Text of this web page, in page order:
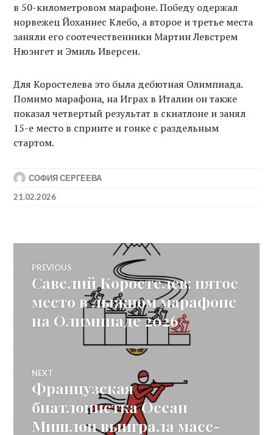
в 50-километровом марафоне. Победу одержал
норвежец Йоханнес Клебо, а второе и третье места
заняли его соотечественники Мартин Левстрем
Нюэнгет и Эмиль Иверсен.
Для Коростелева это была дебютная Олимпиада.
Помимо марафона, на Играх в Италии он также
показал четвертый результат в скиатлоне и занял
15-е место в спринте и гонке с раздельным
стартом.
СОФИЯ СЕРГЕЕВА
21.02.2026
Post
navigation
PREVIOUS
Previous
Савелий Коростелев: пятое
место в лыжном марафоне
на Олимпиаде 2026
NEXT
Next
post:
Французская
биатлонистка Осеан
Мишлон выиграла масс-